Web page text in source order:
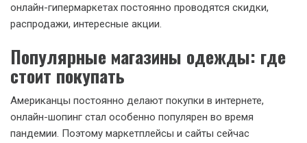
онлайн-гипермаркетах постоянно проводятся скидки,
распродажи, интересные акции.
Популярные магазины одежды: где
стоит покупать
Американцы постоянно делают покупки в интернете,
онлайн-шопинг стал особенно популярен во время
пандемии. Поэтому маркетплейсы и сайты сейчас